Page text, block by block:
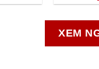
XEM